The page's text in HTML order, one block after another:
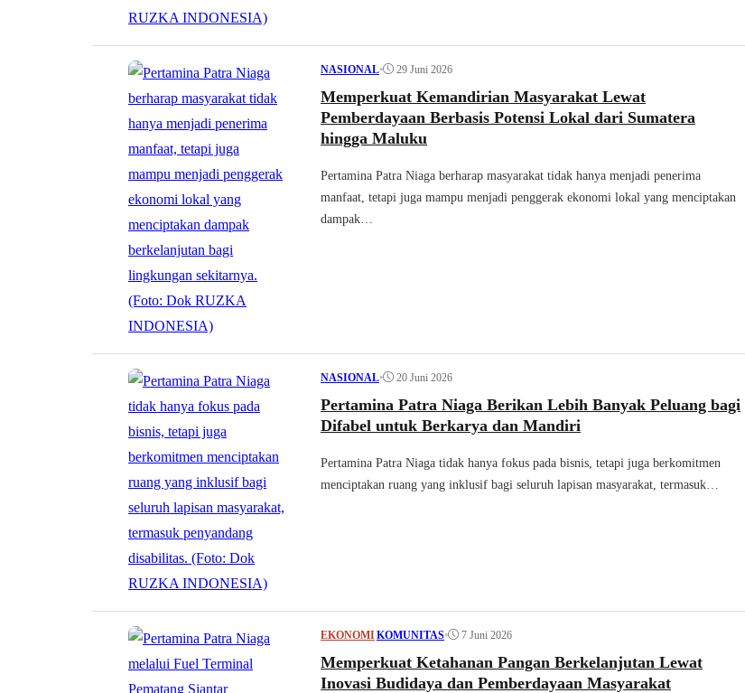
NASIONAL• 29 Juni 2026
Memperkuat Kemandirian Masyarakat Lewat
Pemberdayaan Berbasis Potensi Lokal dari Sumatera
hingga Maluku
Pertamina Patra Niaga berharap masyarakat tidak hanya menjadi penerima
manfaat, tetapi juga mampu menjadi penggerak ekonomi lokal yang menciptakan
dampak…
NASIONAL• 20 Juni 2026
Pertamina Patra Niaga Berikan Lebih Banyak Peluang bagi
Difabel untuk Berkarya dan Mandiri
Pertamina Patra Niaga tidak hanya fokus pada bisnis, tetapi juga berkomitmen
menciptakan ruang yang inklusif bagi seluruh lapisan masyarakat, termasuk…
EKONOMI|KOMUNITAS• 7 Juni 2026
Memperkuat Ketahanan Pangan Berkelanjutan Lewat
Inovasi Budidaya dan Pemberdayaan Masyarakat